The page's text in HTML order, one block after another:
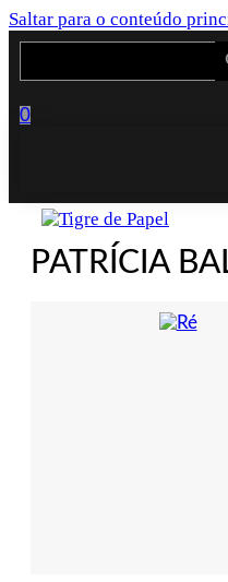
Saltar para o conteúdo
Search
0
PATRÍCIA